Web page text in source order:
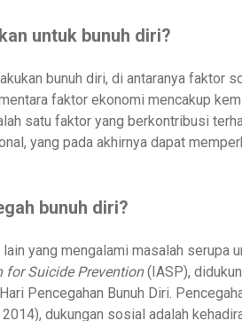
untuk bunuh diri?
bunuh diri, di antaranya faktor
faktor ekonomi mencakup
satu faktor yang berkontribusi
yang pada akhirnya dapat
bunuh diri?
yang mengalami masalah serupa
Suicide Prevention(IASP),
Pencegahan Bunuh Diri.
dukungan sosial adalah